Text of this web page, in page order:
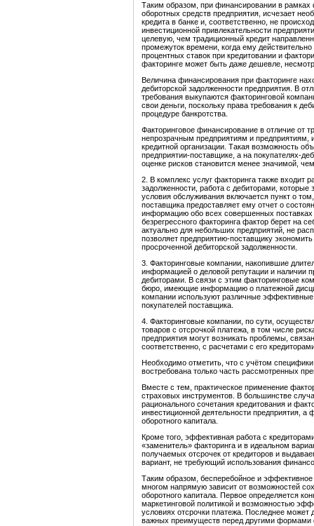
Таким образом, при финансировании в
оборотных средств предприятия, исчезает
кредита в банке и, соответственно, не
инвестиционной привлекательности
целевую, чем традиционный кредит
промежуток времени, когда ему
процентных ставок при кредитовании и
факторинге может быть даже дешевле,
Величина финансирования при факторинге
дебиторской задолженности предприятия. В
требования выкупаются факторинговой
свои деньги, поскольку права требования к
процедуре банкротства.
Факторинговое финансирование в отличие от
непрозрачным предприятиям и предприятиям,
кредитной организации. Такая возможность
предприятии-поставщике, а на покупателях-
оценке рисков становится менее значимой,
2. В комплекс услуг факторинга также входит
задолженности, работа с дебиторами, которые
условия обслуживания включается пункт о
поставщика предоставляет ему отчет о
информацию обо всех совершенных поставках
безрегрессного факторинга фактор берет на
актуально для небольших предприятий, не
позволяет предприятию-поставщику
просроченной дебиторской задолженности.
3. Факторинговые компании, накопившие
информацией о деловой репутации и наличии
дебиторами. В связи с этим факторинговые
бюро, имеющие информацию о платежной
компании используют различные
покупателей поставщика.
4. Факторинговые компании, по сути,
товаров с отсрочкой платежа, в том числе
предприятия могут возникать проблемы,
соответственно, с расчетами с его
Необходимо отметить, что с учётом
востребована только часть рассмотренных
Вместе с тем, практическое применение
страховых инструментов. В большинстве
рационального сочетания кредитования и
инвестиционной деятельности предприятия,
оборотного капитала.
Кроме того, эффективная работа с
«заменитель» факторинга и в идеальном
получаемых отсрочек от кредиторов и
вариант, не требующий использования
Таким образом, бесперебойное и
многом напрямую зависит от возможностей
оборотного капитала. Первое определяется
маркетинговой политикой и возможностью
условиях отсрочки платежа. Последнее может
важных преимуществ перед другими формами